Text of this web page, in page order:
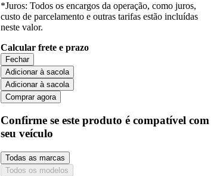
*Juros: Todos os encargos da operação, como juros,
custo de parcelamento e outras tarifas estão incluídas
neste valor.
Calcular frete e prazo
Fechar
Adicionar à sacola
Adicionar à sacola
Comprar agora
Confirme se este produto é compatível com
seu veículo
Todas as marcas
Todos os modelos